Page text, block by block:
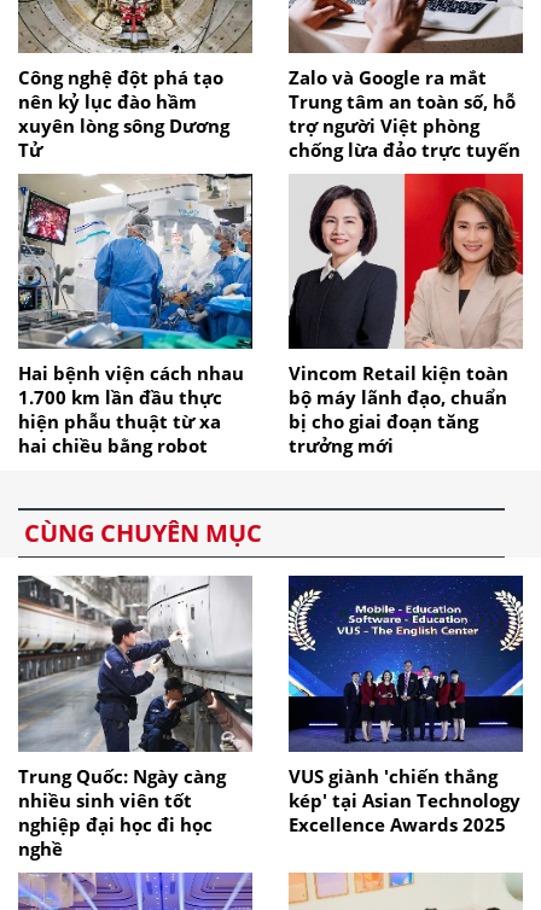
Công nghệ đột phá tạo
nên kỷ lục đào hầm
xuyên lòng sông Dương
Tử
Zalo và Google ra mắt
Trung tâm an toàn số, hỗ
trợ người Việt phòng
chống lừa đảo trực tuyến
Hai bệnh viện cách nhau
1.700 km lần đầu thực
hiện phẫu thuật từ xa
hai chiều bằng robot
Vincom Retail kiện toàn
bộ máy lãnh đạo, chuẩn
bị cho giai đoạn tăng
trưởng mới
CÙNG CHUYÊN MỤC
Trung Quốc: Ngày càng
nhiều sinh viên tốt
nghiệp đại học đi học
nghề
VUS giành 'chiến thắng
kép' tại Asian Technology
Excellence Awards 2025